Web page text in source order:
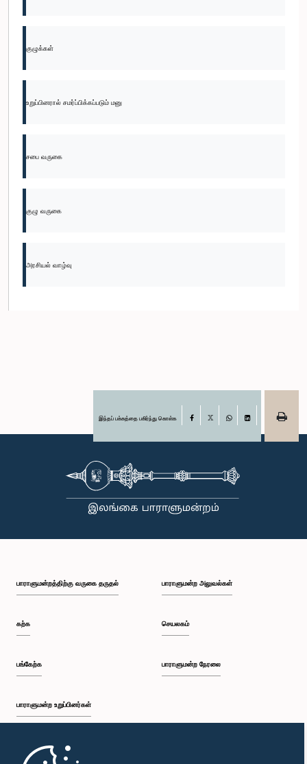
குழுக்கள்
உறுப்பினரால் சமர்ப்பிக்கப்படும் மனு
சபை வருகை
குழு வருகை
அரசியல் வாழ்வு
இந்தப் பக்கத்தை பகிர்ந்து கொள்க Facebook
பாராளுமன்றத்திற்கு வருகை தருதல்
கற்க
பங்கேற்க
பாராளுமன்ற உறுப்பினர்கள்
முதற்பக்கம்
பாராளுமன்ற அலுவல்கள்
செயலகம்
பாராளுமன்ற நேரலை